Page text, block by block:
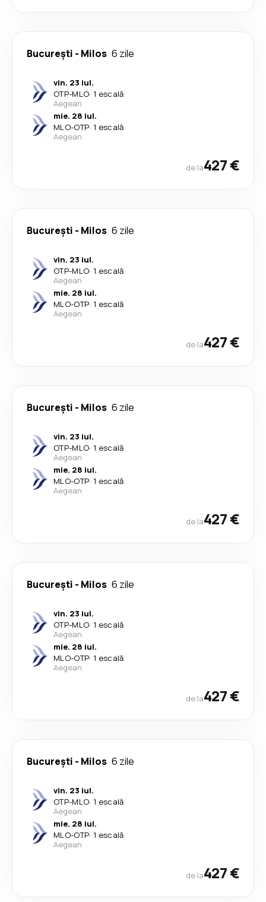
București - Milos 6 zile
vin. 23 iul.
OTP-MLO· 1 escală
Aegean
mie. 28 iul.
MLO-OTP· 1 escală
Aegean
de la427 €
București - Milos 6 zile
vin. 23 iul.
OTP-MLO· 1 escală
Aegean
mie. 28 iul.
MLO-OTP· 1 escală
Aegean
de la427 €
București - Milos 6 zile
vin. 23 iul.
OTP-MLO· 1 escală
Aegean
mie. 28 iul.
MLO-OTP· 1 escală
Aegean
de la427 €
București - Milos 6 zile
vin. 23 iul.
OTP-MLO· 1 escală
Aegean
mie. 28 iul.
MLO-OTP· 1 escală
Aegean
de la427 €
București - Milos 6 zile
vin. 23 iul.
OTP-MLO· 1 escală
Aegean
mie. 28 iul.
MLO-OTP· 1 escală
Aegean
de la427 €